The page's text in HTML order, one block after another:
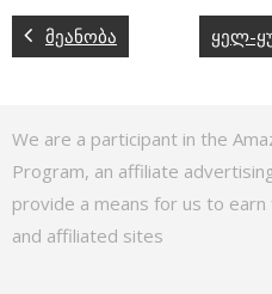
მეანობა ყელ-
We are a participant in the
Program, an affiliate
provide a means for us to
and affiliated sites